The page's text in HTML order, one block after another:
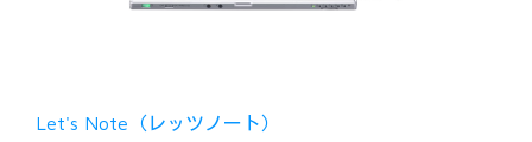
Let's Note（レッツノート）